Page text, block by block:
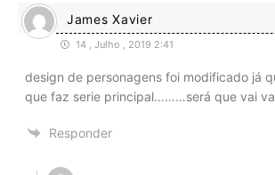
James Xavier
14 , Julho , 2019 2:41
design de personagens foi modificado já
que faz serie principal………será que vai
Responder